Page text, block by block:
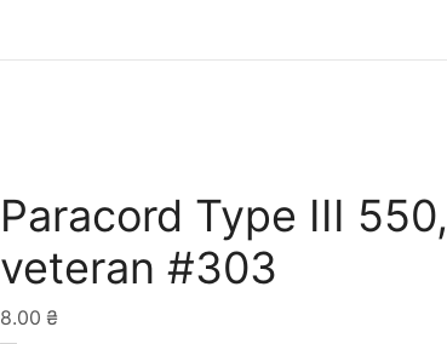
Paracord Type III 550,
veteran #303
8.00 ₴